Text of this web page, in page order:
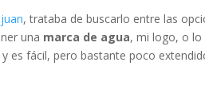
, trataba de buscarlo entre las
una marca de agua, mi logo, o lo
es fácil, pero bastante poco